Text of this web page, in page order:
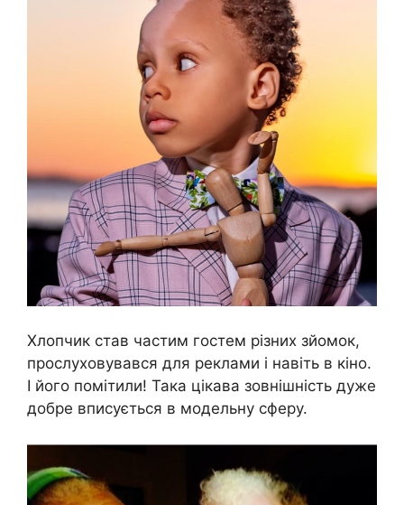
Хлопчик став частим гостем різних зйомок,
прослуховувався для реклами і навіть в кіно.
І його помітили! Така цікава зовнішність дуже
добре вписується в модельну сферу.